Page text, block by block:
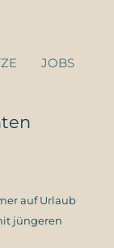
JOBS
auf Urlaub
jüngeren